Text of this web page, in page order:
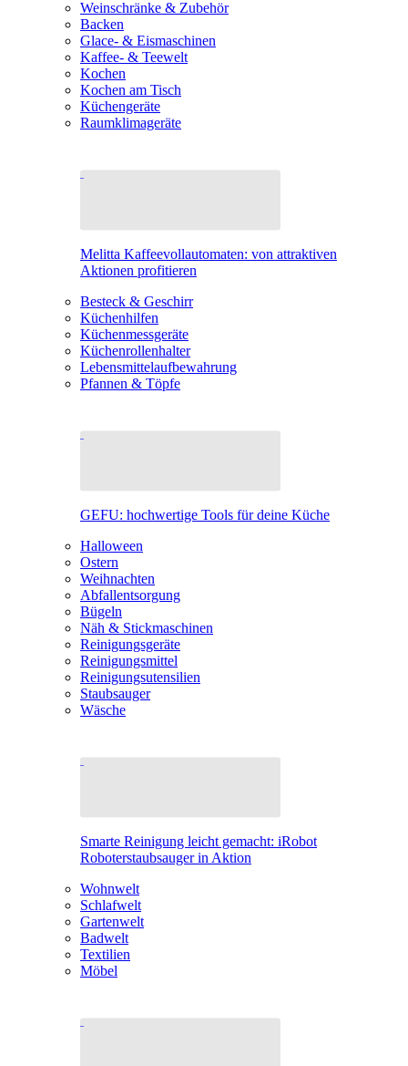
Weinschränke & Zubehör
Backen
Glace- & Eismaschinen
Kaffee- & Teewelt
Kochen
Kochen am Tisch
Küchengeräte
Raumklimageräte
Melitta Kaffeevollautomaten: von attraktiven
Aktionen profitieren
Besteck & Geschirr
Küchenhilfen
Küchenmessgeräte
Küchenrollenhalter
Lebensmittelaufbewahrung
Pfannen & Töpfe
GEFU: hochwertige Tools für deine Küche
Halloween
Ostern
Weihnachten
Abfallentsorgung
Bügeln
Näh & Stickmaschinen
Reinigungsgeräte
Reinigungsmittel
Reinigungsutensilien
Staubsauger
Wäsche
Smarte Reinigung leicht gemacht: iRobot
Roboterstaubsauger in Aktion
Wohnwelt
Schlafwelt
Gartenwelt
Badwelt
Textilien
Möbel